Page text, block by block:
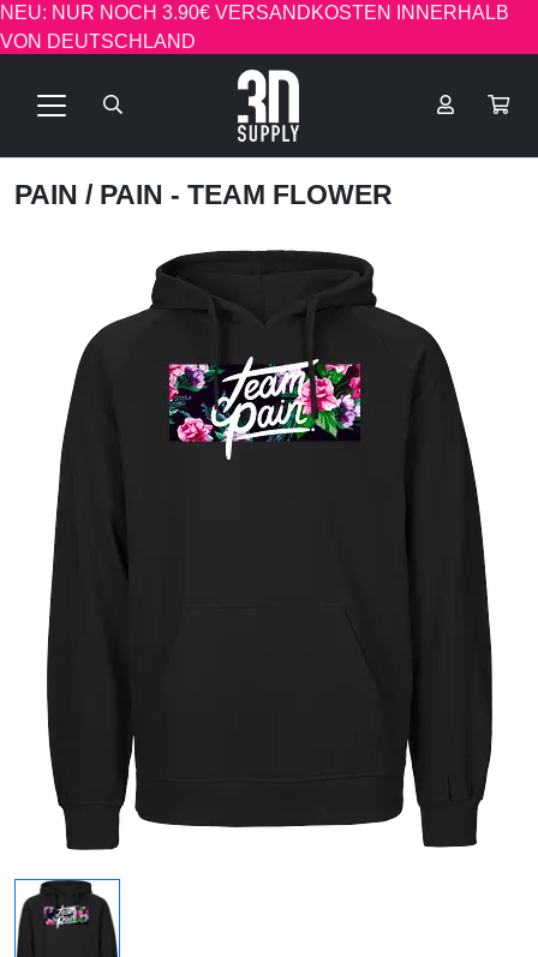
NEU: NUR NOCH 3.90€ VERSANDKOSTEN INNERHALB
VON DEUTSCHLAND
PAIN / PAIN - TEAM FLOWER